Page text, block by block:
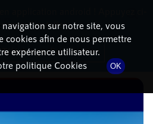
DE L'ÉPISODE
minutes
sur notre site, vous
cookies afin de nous permettre
expérience utilisateur.
politique Cookies
OK
pour l'installer.
Télécharger l'application